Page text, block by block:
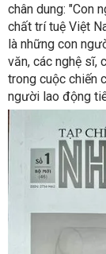
chân dung: "Con
chất trí tuệ Việt
là những con
văn, các nghệ sĩ,
trong cuộc chiến
người lao động